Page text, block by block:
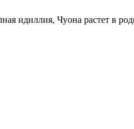
идиллия, Чуона растет в